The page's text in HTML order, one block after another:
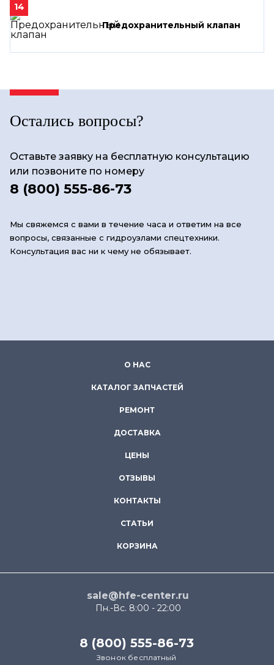
14
Предохранительный клапан
Остались вопросы?
Оставьте заявку на бесплатную консультацию
или позвоните по номеру
8 (800) 555-86-73
Мы свяжемся с вами в течение часа и ответим на все
вопросы, связанные с гидроузлами спецтехники.
Консультация вас ни к чему не обязывает.
О НАС
КАТАЛОГ ЗАПЧАСТЕЙ
РЕМОНТ
ДОСТАВКА
ЦЕНЫ
ОТЗЫВЫ
КОНТАКТЫ
СТАТЬИ
КОРЗИНА
sale@hfe-center.ru
Пн.-Вс. 8:00 - 22:00
8 (800) 555-86-73
Звонок бесплатный